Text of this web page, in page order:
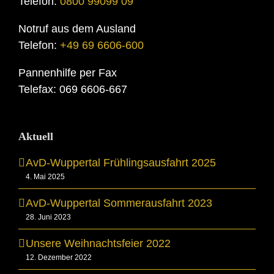
Notruf aus dem Ausland
Telefon: +49 69 6606-600
Pannenhilfe per Fax
Telefax: 069 6606-667
Aktuell
AvD-Wuppertal Frühlingsausfahrt 2025
4. Mai 2025
AvD-Wuppertal Sommerausfahrt 2023
28. Juni 2023
Unsere Weihnachtsfeier 2022
12. Dezember 2022